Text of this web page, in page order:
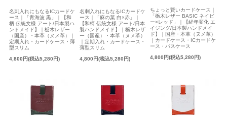
名刺入れにもなるICカードケ
ース｜「青海波 黒」｜【和
柄 伝統文様 アート/日本製ハ
ンドメイド】｜栃木レザー
（国産）・本革（ヌメ革）｜
定期入れ・カードケース・薄
型スリム
4,800円(税込5,280円)
名刺入れにもなるICカードケ
ース｜「麻の葉 白×赤」｜
【和柄 伝統文様 アート/日本
製ハンドメイド】｜栃木レザ
ー（国産）・本革（ヌメ革）
｜定期入れ・カードケース・
薄型スリム
4,800円(税込5,280円)
ちょっと賢いカードケース｜
「栃木レザー BASIC ネイビ
ー×レッド」｜【経年変化 エ
イジング/日本製ハンドメイ
ド】｜国産・本革（ヌメ革）
｜カードケース・ICカードケ
ース・パスケース
4,800円(税込5,280円)